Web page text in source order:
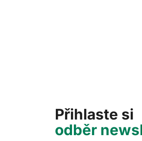
Přihlaste si
odběr